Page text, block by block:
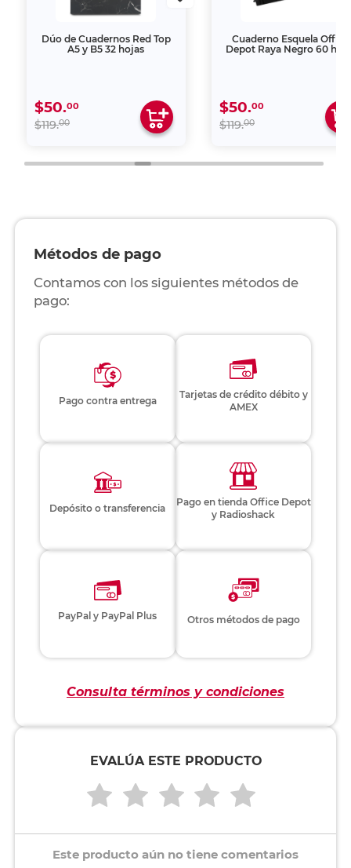
Dúo de Cuadernos Red Top
A5 y B5 32 hojas
$50.00
$119.00
Cuaderno Esquela Office
Depot Raya Negro 60
$50.00
$119.00
Métodos de pago
Contamos con los siguientes métodos de
pago:
Pago contra entrega
Tarjetas de crédito débito y
AMEX
Depósito o transferencia
Pago en tienda Office Depot
y Radioshack
PayPal y PayPal Plus Otros métodos de pago
Consulta términos y condiciones
EVALÚA ESTE PRODUCTO
Este producto aún no tiene comentarios